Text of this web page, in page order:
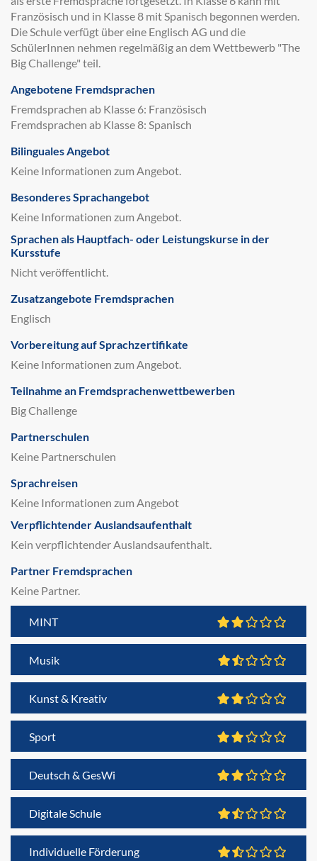
Französisch und in Klasse 8 mit Spanisch begonnen werden.
Die Schule verfügt über eine Englisch AG und die
SchülerInnen nehmen regelmäßig an dem Wettbewerb "The
Big Challenge" teil.
Angebotene Fremdsprachen
Fremdsprachen ab Klasse 6: Französisch
Fremdsprachen ab Klasse 8: Spanisch
Bilinguales Angebot
Keine Informationen zum Angebot.
Besonderes Sprachangebot
Keine Informationen zum Angebot.
Sprachen als Hauptfach- oder Leistungskurse in der
Kursstufe
Nicht veröffentlicht.
Zusatzangebote Fremdsprachen
Englisch
Vorbereitung auf Sprachzertifikate
Keine Informationen zum Angebot.
Teilnahme an Fremdsprachenwettbewerben
Big Challenge
Partnerschulen
Keine Partnerschulen
Sprachreisen
Keine Informationen zum Angebot
Verpflichtender Auslandsaufenthalt
Kein verpflichtender Auslandsaufenthalt.
Partner Fremdsprachen
Keine Partner.
MINT
Musik
Kunst & Kreativ
Sport
Deutsch & GesWi
Digitale Schule
Individuelle Förderung